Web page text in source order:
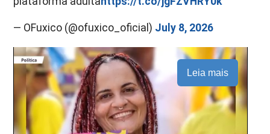
— OFuxico (@ofuxico_oficial) July 8, 2026
Leia mais